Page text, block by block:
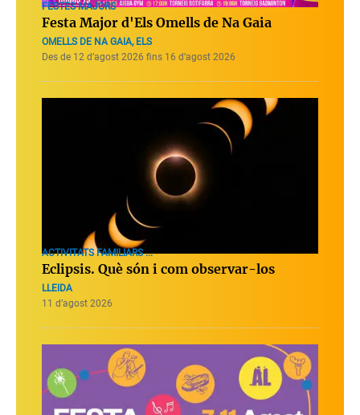
FESTES MAJORS
Festa Major d'Els Omells de Na Gaia
OMELLS DE NA GAIA, ELS
Des de 12 d’agost 2026 fins 16 d’agost 2026
ACTIVITATS FAMILIARS ...
Eclipsis. Què són i com observar-los
LLEIDA
11 d’agost 2026